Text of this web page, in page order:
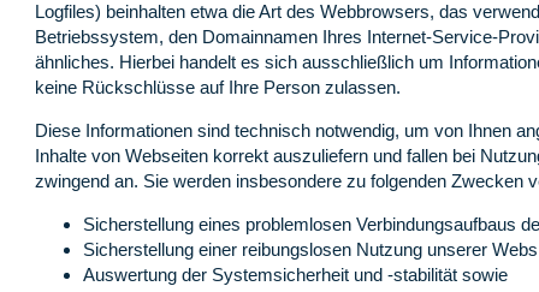
Logfiles) beinhalten etwa die Art des Webbrowsers, das
Betriebssystem, den Domainnamen Ihres Internet-Service-
ähnliches. Hierbei handelt es sich ausschließlich um
keine Rückschlüsse auf Ihre Person zulassen.
Diese Informationen sind technisch notwendig, um von Ihnen
Inhalte von Webseiten korrekt auszuliefern und fallen bei
zwingend an. Sie werden insbesondere zu folgenden Zwecken
Sicherstellung eines problemlosen Verbindungsaufbaus
Sicherstellung einer reibungslosen Nutzung unserer
Auswertung der Systemsicherheit und -stabilität sowie